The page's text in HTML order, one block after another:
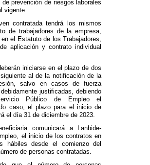
de prevención de riesgos laborales
vigente.
contratada tendrá los mismos
de trabajadores de la empresa,
el Estatuto de los Trabajadores,
aplicación y contrato individual
iniciarse en el plazo de dos
al de la notificación de la
salvo en casos de fuerza
justificadas, debiendo
Público de Empleo el
caso, el plazo para el inicio de
el día 31 de diciembre de 2023.
comunicará a Lanbide-
el inicio de los contratos en
hábiles desde el comienzo del
de personas contratadas.